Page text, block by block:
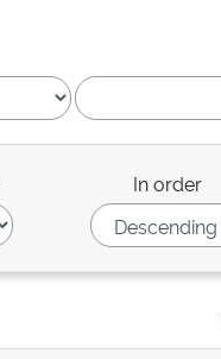
In order